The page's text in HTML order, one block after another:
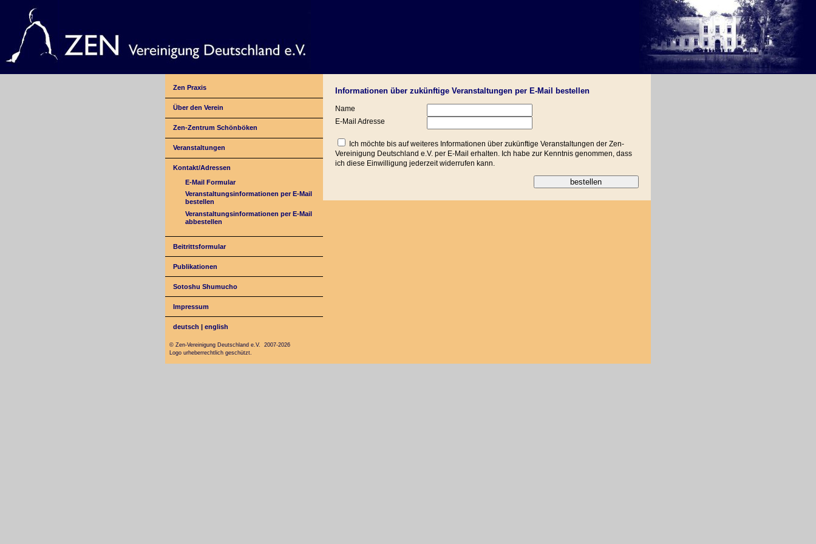
Zen Praxis
Über den Verein
Zen-Zentrum Schönböken
Veranstaltungen
Kontakt/Adressen
E-Mail Formular
Veranstaltungsinformationen per E-Mail
bestellen
Veranstaltungsinformationen per E-Mail
abbestellen
Beitrittsformular
Publikationen
Sotoshu Shumucho
Impressum
deutsch |english
Informationen über zukünftige Veranstaltungen per E-Mail bestellen
Name
E-Mail Adresse
Ich möchte bis auf weiteres Informationen über zukünftige Veranstaltungen der Zen-
Vereinigung Deutschland e.V. per E-Mail erhalten. Ich habe zur Kenntnis genommen, dass
ich diese Einwilligung jederzeit widerrufen kann.
© Zen-Vereinigung Deutschland e.V. 2007-2026
Logo urheberrechtlich geschützt.